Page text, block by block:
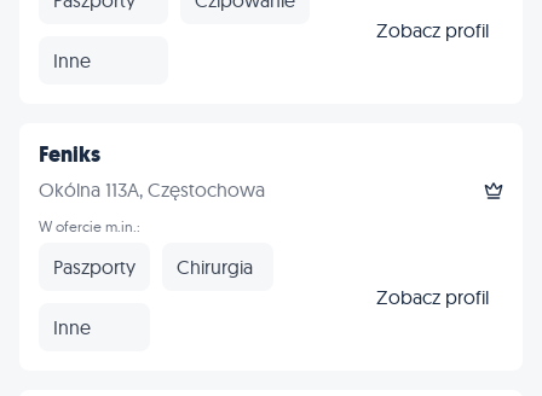
Inne
Zobacz profil
Feniks
Okólna 113A, Częstochowa
W ofercie m.in.:
Paszporty Chirurgia
Inne
Zobacz profil